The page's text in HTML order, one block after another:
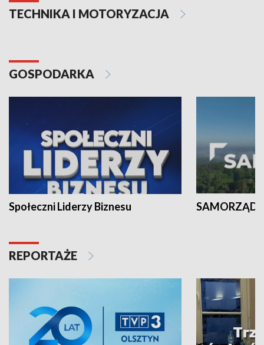
TECHNIKA I MOTORYZACJA
GOSPODARKA
Społeczni Liderzy Biznesu SAMORZĄD
REPORTAŻE